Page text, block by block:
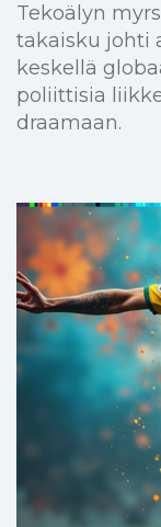
Tekoälyn
takaisku johti
keskellä
poliittisia
draamaan.